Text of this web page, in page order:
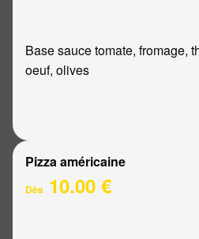
Base sauce tomate, fromage,
oeuf, olives
Pizza américaine
Dès 10.00 €